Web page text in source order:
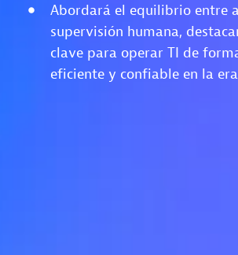
Abordará el equilibrio entre
supervisión humana,
clave para operar TI de
eficiente y confiable en la